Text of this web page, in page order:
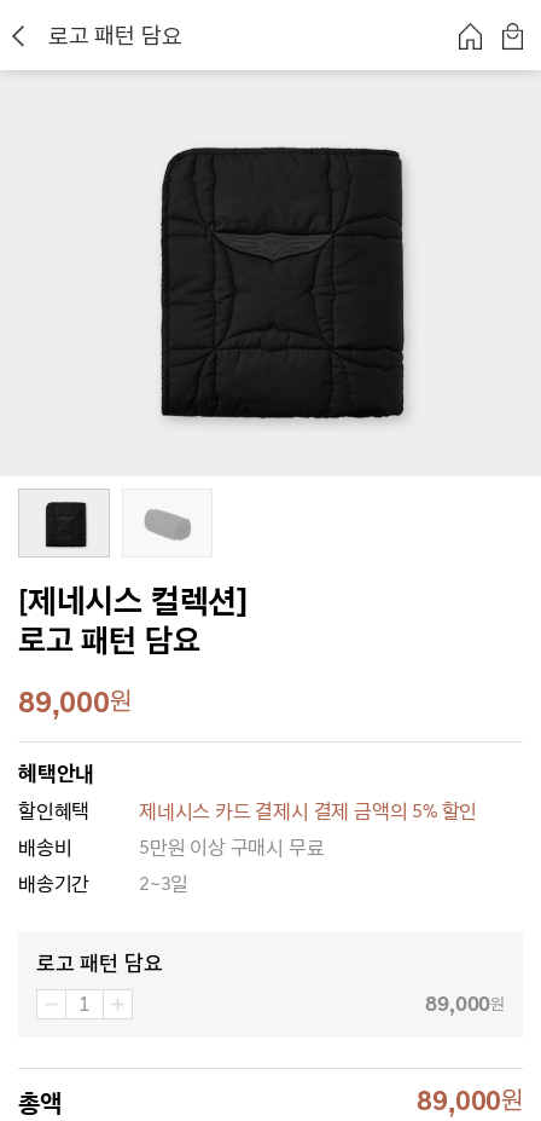
로고 패턴 담요
[제네시스 컬렉션]
로고 패턴 담요
89,000원
혜택안내
할인혜택
제네시스 카드 결제시 결제 금액의 5% 할인
배송비
5만원 이상 구매시 무료
배송기간
2~3일
로고 패턴 담요
89,000원
총액 89,000원